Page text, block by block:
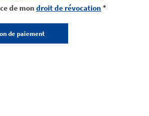
de mon droit de révocation *